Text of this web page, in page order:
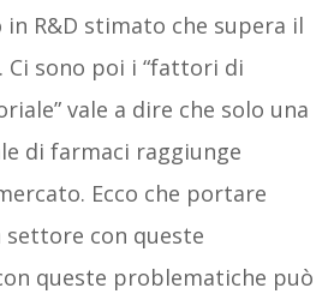
R&D stimato che supera il
sono poi i “fattori di
vale a dire che solo una
di farmaci raggiunge
Ecco che portare
settore con queste
queste problematiche può